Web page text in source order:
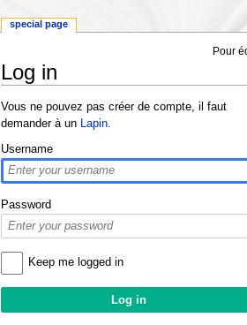
Pour
Log in
Vous ne pouvez pas créer de compte, il faut
demander à un Lapin.
Username
Password
Keep me logged in
special page